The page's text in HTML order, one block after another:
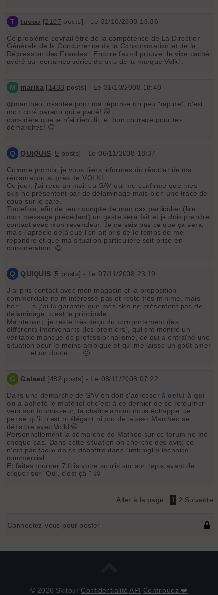
T tucco [2107 posts] - Le 31/10/2008 18:36
Ce problème devrait être de la compétence de La Direction
Générale de la Concurrence de la Consommation et de la
Répression des Fraudes . Encore faut-il prouver le vice caché
avéré sur certaines séries de skis de la marque Volkl .
M marika [1433 posts] - Le 31/10/2008 18:40
@mantheo: désolée pour ma réponse un peu "rapide", c'est
mon coté parano qui a parlé! 🤭
considère que je n'ai rien dit, et bon courage pour tes
démarches! 😊
Q QUIQUIS [5 posts] - Le 06/11/2008 18:37
Comme promis, je vous tiens informés du résultat de ma
réclamation auprès de VOLKL.
Ce jour, j'ai recu un mail du SAV qui me confirme que mes
skis ne présentent par de délaminage mais bien une trace de
coup sur le care.
Toutefois, afin de tenir compte de mon cas particulier (lire
mon message précédant) un geste sera fait et je dois prendre
contact avec mon revendeur. Je ne sais pas ce que ça sera,
mais j'aprécie déjà que l'on ait pris de le temps de me
repondre et que ma situation particulière soit prise en
considération. 😄
Q QUIQUIS [5 posts] - Le 07/11/2008 23:19
J'ai pris contact avec mon magasin et la proposition
commerciale ne m'intéresse pas et reste très minime, mais
bon .... si j'ai la garantie que mes skis ne présentent pas de
délaminage, c est le principale.
Maintenant, je reste très déçu du comportement des
différents intervenants (les premiers), qui ont montré un
véritable manque de professionnalisme, ce qui a entraîné une
situation pour le moins ambigue et qui me laisse un goût amer
.......... et un doute ..... 🤢
G Galaad [482 posts] - Le 08/11/2008 07:22
Dans une démarche de SAV on doit s'adresserà celui à qui
on a acheté le matériel et c'est à ce dernier de se retourner
vers son fournisseur; la chaîne amont nous échappe. Je
pense qu'il n'est ni élégant ni pro de laisser Mantheo se
débattre avec Volkl 🤭
Personnellement la démarche de Matheo sur ce forum ne me
choque pas. Dans cette situation on cherche des avis; ce
n'est pas facile de se débattre dans l'imbroglio technico
commercial.
Et faites tourner 7 fois votre souris sur son tapis avant de
cliquer sur "Oui, c'est çà " 😉
Aller à la page : 1 2 Suivante
Connectez-vous pour poster
© 2026 Skitour Confidentialité API Contribuez ❤️